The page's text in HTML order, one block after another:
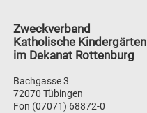
Zweckverband
Katholische Kindergärten
im Dekanat Rottenburg
Bachgasse 3
72070 Tübingen
Fon (07071) 68872-0